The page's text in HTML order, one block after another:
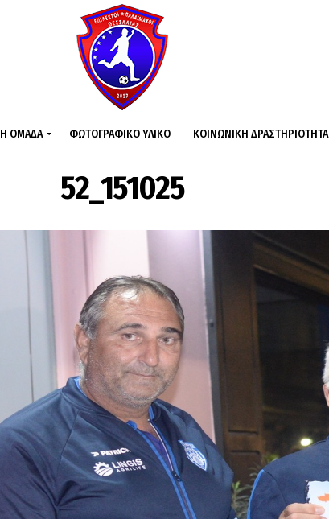
Η ΟΜΆΔΑ ΦΩΤΟΓΡΑΦΙΚΌ ΥΛΙΚΌ ΚΟΙΝΩΝΙΚΉ ΔΡΑΣΤΗΡΙΌΤΗΤΑ
52_151025